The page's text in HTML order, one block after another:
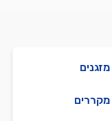
מקררים